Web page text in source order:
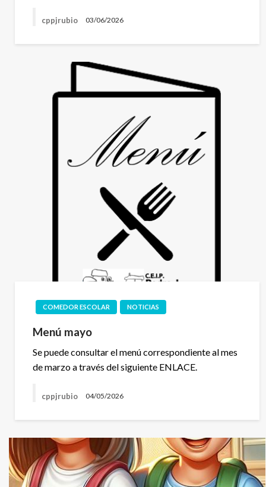
cppjrubio 03/06/2026
COMEDOR ESCOLAR NOTICIAS
Menú mayo
Se puede consultar el menú correspondiente al mes
de marzo a través del siguiente ENLACE.
cppjrubio 04/05/2026